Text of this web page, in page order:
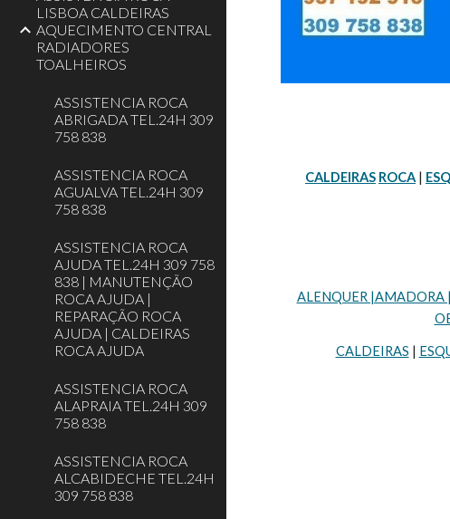
LISBOA CALDEIRAS
AQUECIMENTO CENTRAL
RADIADORES
TOALHEIROS
ASSISTENCIA ROCA
ABRIGADA TEL.24H 309
758 838
ASSISTENCIA ROCA
AGUALVA TEL.24H 309
758 838
ASSISTENCIA ROCA
AJUDA TEL.24H 309 758
838 | MANUTENÇÃO
ROCA AJUDA |
REPARAÇÃO ROCA
AJUDA | CALDEIRAS
ROCA AJUDA
ASSISTENCIA ROCA
ALAPRAIA TEL.24H 309
758 838
ASSISTENCIA ROCA
ALCABIDECHE TEL.24H
309 758 838
CALDEIRAS ROCA |
ALENQUER |AMADORA
CALDEIRAS |